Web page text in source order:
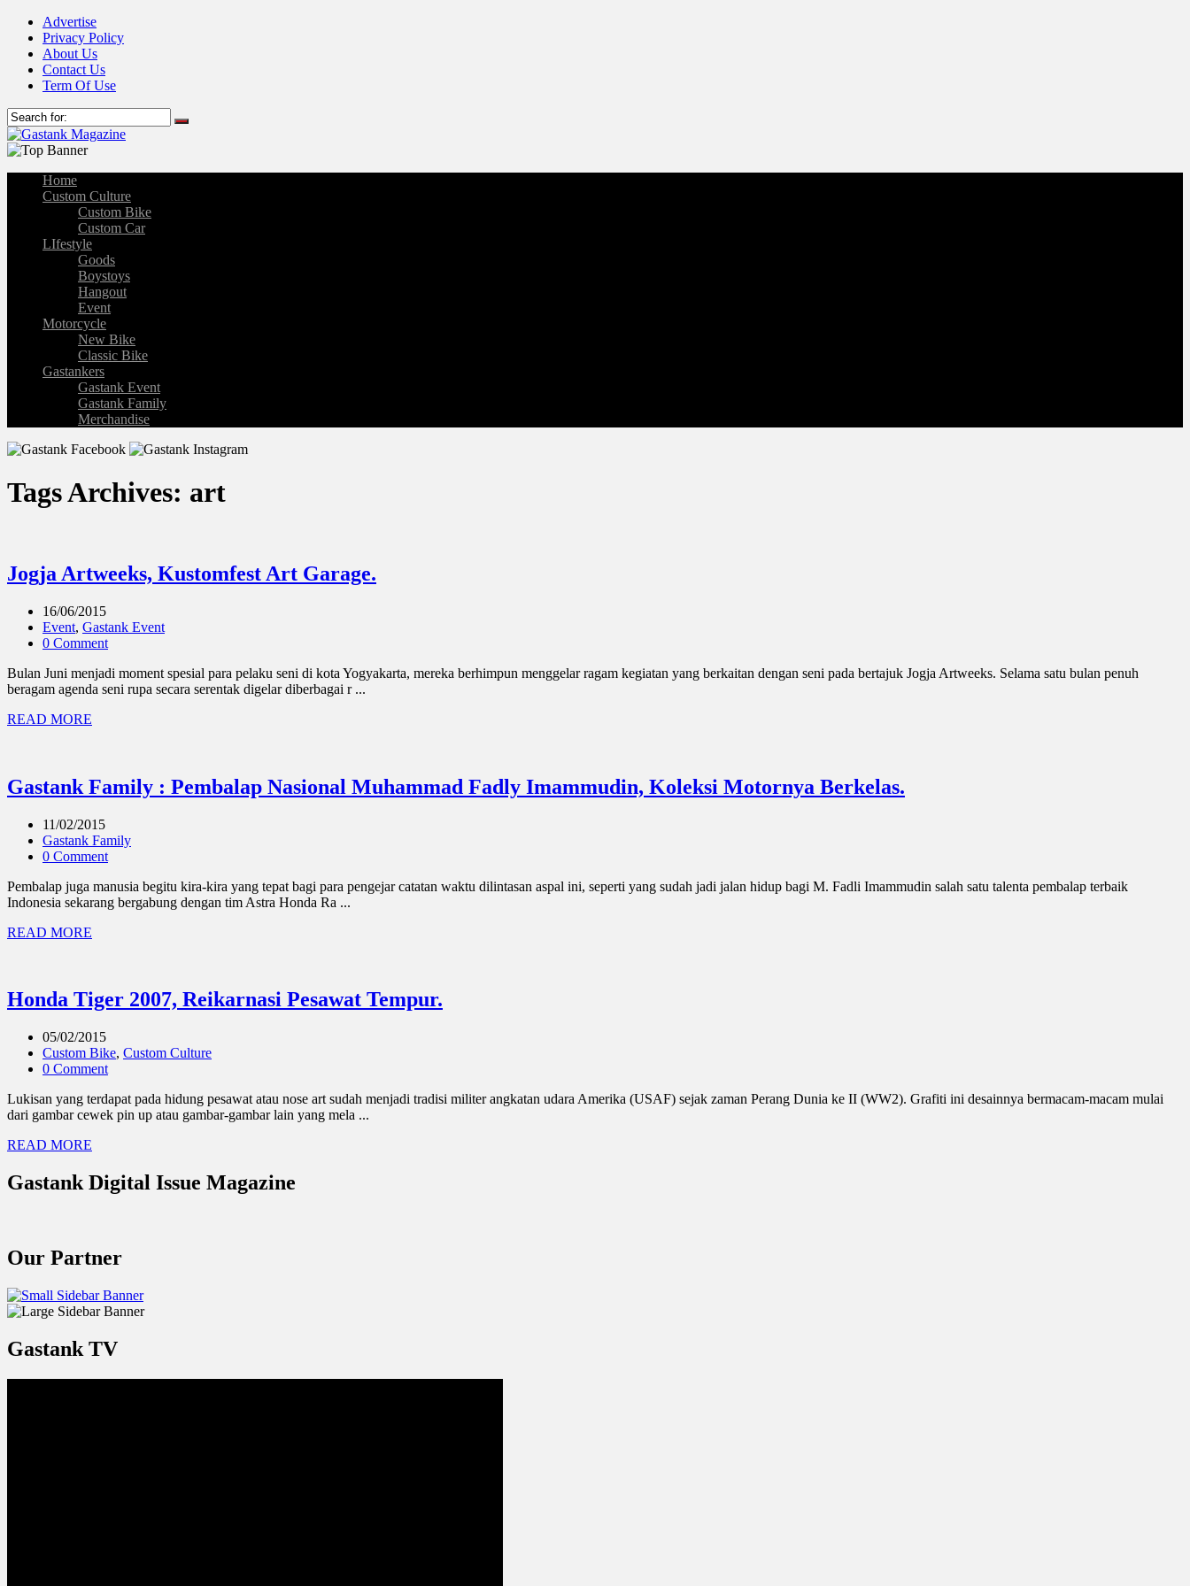
Advertise
Privacy Policy
About Us
Contact Us
Term Of Use
Home
Custom Culture
Custom Bike
Custom Car
LIfestyle
Goods
Boystoys
Hangout
Event
Motorcycle
New Bike
Classic Bike
Gastankers
Gastank Event
Gastank Family
Merchandise
Tags Archives: art
Jogja Artweeks, Kustomfest Art Garage.
16/06/2015
Event, Gastank Event
0 Comment
Bulan Juni menjadi moment spesial para pelaku seni di kota Yogyakarta, mereka berhimpun menggelar ragam kegiatan yang berkaitan dengan seni pada bertajuk Jogja Artweeks. Selama satu bulan penuh
beragam agenda seni rupa secara serentak digelar diberbagai r ...
READ MORE
Gastank Family : Pembalap Nasional Muhammad Fadly Imammudin, Koleksi Motornya Berkelas.
11/02/2015
Gastank Family
0 Comment
Pembalap juga manusia begitu kira-kira yang tepat bagi para pengejar catatan waktu dilintasan aspal ini, seperti yang sudah jadi jalan hidup bagi M. Fadli Imammudin salah satu talenta pembalap terbaik
Indonesia sekarang bergabung dengan tim Astra Honda Ra ...
READ MORE
Honda Tiger 2007, Reikarnasi Pesawat Tempur.
05/02/2015
Custom Bike, Custom Culture
0 Comment
Lukisan yang terdapat pada hidung pesawat atau nose art sudah menjadi tradisi militer angkatan udara Amerika (USAF) sejak zaman Perang Dunia ke II (WW2). Grafiti ini desainnya bermacam-macam mulai
dari gambar cewek pin up atau gambar-gambar lain yang mela ...
READ MORE
Gastank Digital Issue Magazine
Our Partner
Gastank TV